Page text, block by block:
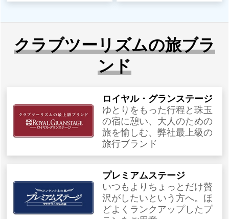
クラブツーリズムの旅ブラ
ンド
ロイヤル・グランステージ
ゆとりをもった行程と珠玉
の宿に憩い、大人のための
旅を愉しむ、弊社最上級の
旅行ブランド
プレミアムステージ
いつもよりちょっとだけ贅
沢がしたいという方へ。ほ
どよくランクアップしたプ